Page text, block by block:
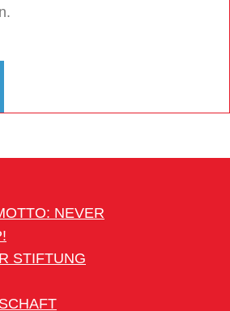
NEVER
STIFTUNG